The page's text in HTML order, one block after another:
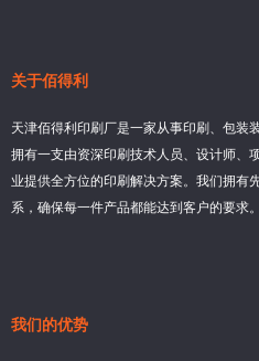
关于佰得利
天津佰得利印刷厂是一家从事印刷、包装
拥有一支由资深印刷技术人员、设计师、
业提供全方位的印刷解决方案。我们拥有
系，确保每一件产品都能达到客户的要求。
我们的优势